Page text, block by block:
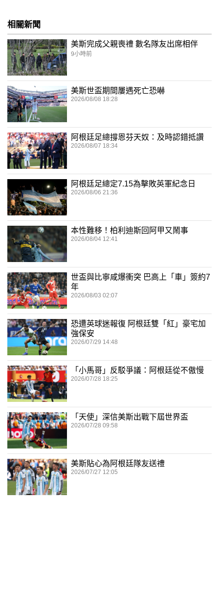
相關新聞
美斯完成父親喪禮 數名隊友出席相伴
9小時前
美斯世盃期間屢遇死亡恐嚇
2026/08/08 18:28
阿根廷足總撐恩芬天奴：及時認錯抵讚
2026/08/07 18:34
阿根廷足總定7.15為擊敗英軍紀念日
2026/08/06 21:36
本性難移！柏利迪斯回阿甲又鬧事
2026/08/04 12:41
世盃與比寧咸爆衝突 巴高上「車」簽約7
年
2026/08/03 02:07
恐遭英球迷報復 阿根廷雙「紅」豪宅加
強保安
2026/07/29 14:48
「小馬哥」反駁爭議：阿根廷從不傲慢
2026/07/28 18:25
「天使」深信美斯出戰下屆世界盃
2026/07/28 09:58
美斯貼心為阿根廷隊友送禮
2026/07/27 12:05